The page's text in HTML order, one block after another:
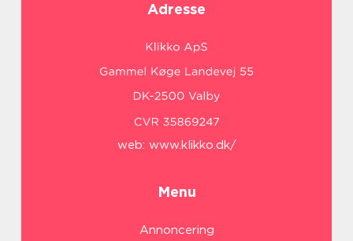
Adresse
web: www.klikko.dk/
Menu
Annoncering